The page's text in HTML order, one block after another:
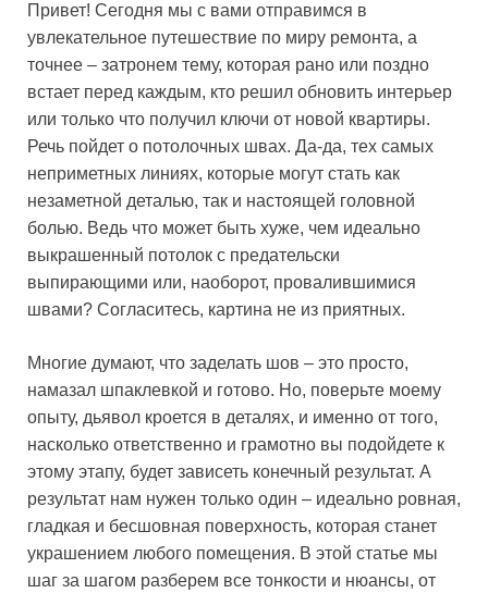
Привет! Сегодня мы с вами отправимся в
увлекательное путешествие по миру ремонта, а
точнее – затронем тему, которая рано или поздно
встает перед каждым, кто решил обновить интерьер
или только что получил ключи от новой квартиры.
Речь пойдет о потолочных швах. Да-да, тех самых
неприметных линиях, которые могут стать как
незаметной деталью, так и настоящей головной
болью. Ведь что может быть хуже, чем идеально
выкрашенный потолок с предательски
выпирающими или, наоборот, провалившимися
швами? Согласитесь, картина не из приятных.
Многие думают, что заделать шов – это просто,
намазал шпаклевкой и готово. Но, поверьте моему
опыту, дьявол кроется в деталях, и именно от того,
насколько ответственно и грамотно вы подойдете к
этому этапу, будет зависеть конечный результат. А
результат нам нужен только один – идеально ровная,
гладкая и бесшовная поверхность, которая станет
украшением любого помещения. В этой статье мы
шаг за шагом разберем все тонкости и нюансы, от